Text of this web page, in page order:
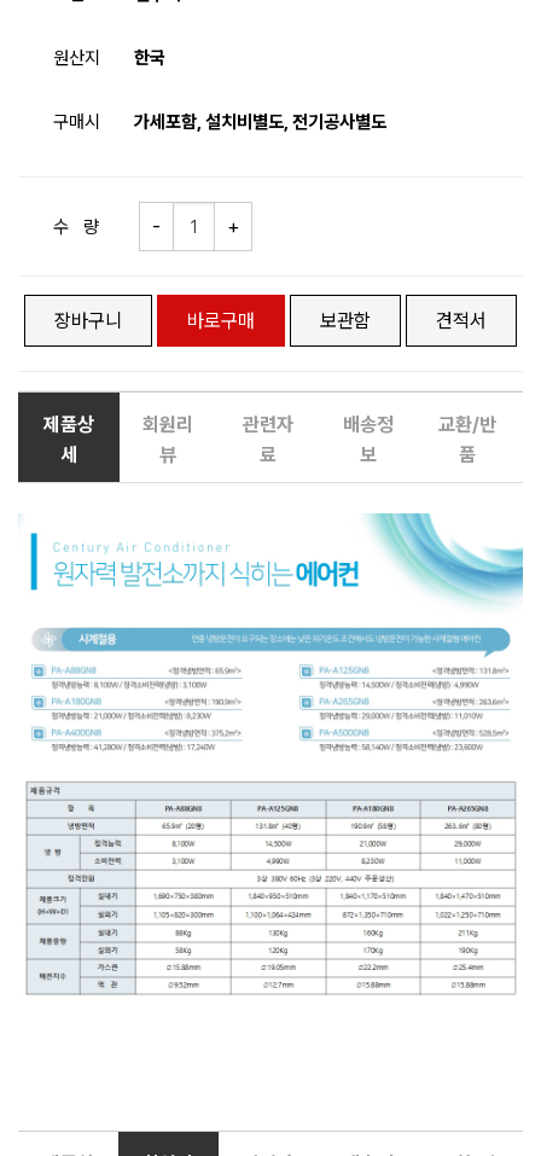
원산지 한국
구매시 가세포함, 설치비별도, 전기공사별도
수 량
장바구니 바로구매 보관함 견적서
제품상
세
회원리
뷰
관련자
료
배송정
보
교환/반
품